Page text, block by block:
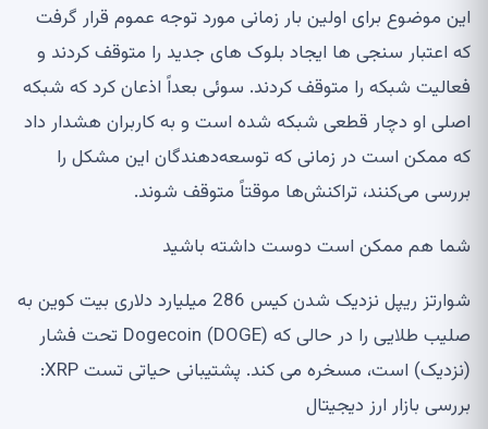
این موضوع برای اولین بار زمانی مورد توجه عموم قرار گرفت
که اعتبار سنجی ها ایجاد بلوک های جدید را متوقف کردند و
فعالیت شبکه را متوقف کردند. سوئی بعداً اذعان کرد که شبکه
اصلی او دچار قطعی شبکه شده است و به کاربران هشدار داد
که ممکن است در زمانی که توسعه‌دهندگان این مشکل را
بررسی می‌کنند، تراکنش‌ها موقتاً متوقف شوند.
شما هم ممکن است دوست داشته باشید
شوارتز ریپل نزدیک شدن کیس 286 میلیارد دلاری بیت کوین به
صلیب طلایی را در حالی که Dogecoin (DOGE) تحت فشار
(نزدیک) است، مسخره می کند. پشتیبانی حیاتی تست XRP:
بررسی بازار ارز دیجیتال